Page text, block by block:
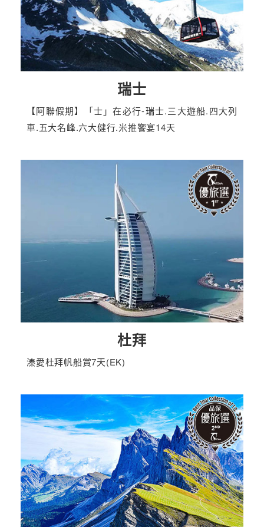
瑞士
【阿聯假期】「士」在必行-瑞士.三大遊船.四大列
車.五大名峰.六大健行.米推饗宴14天
杜拜
溱愛杜拜帆船賞7天(EK)